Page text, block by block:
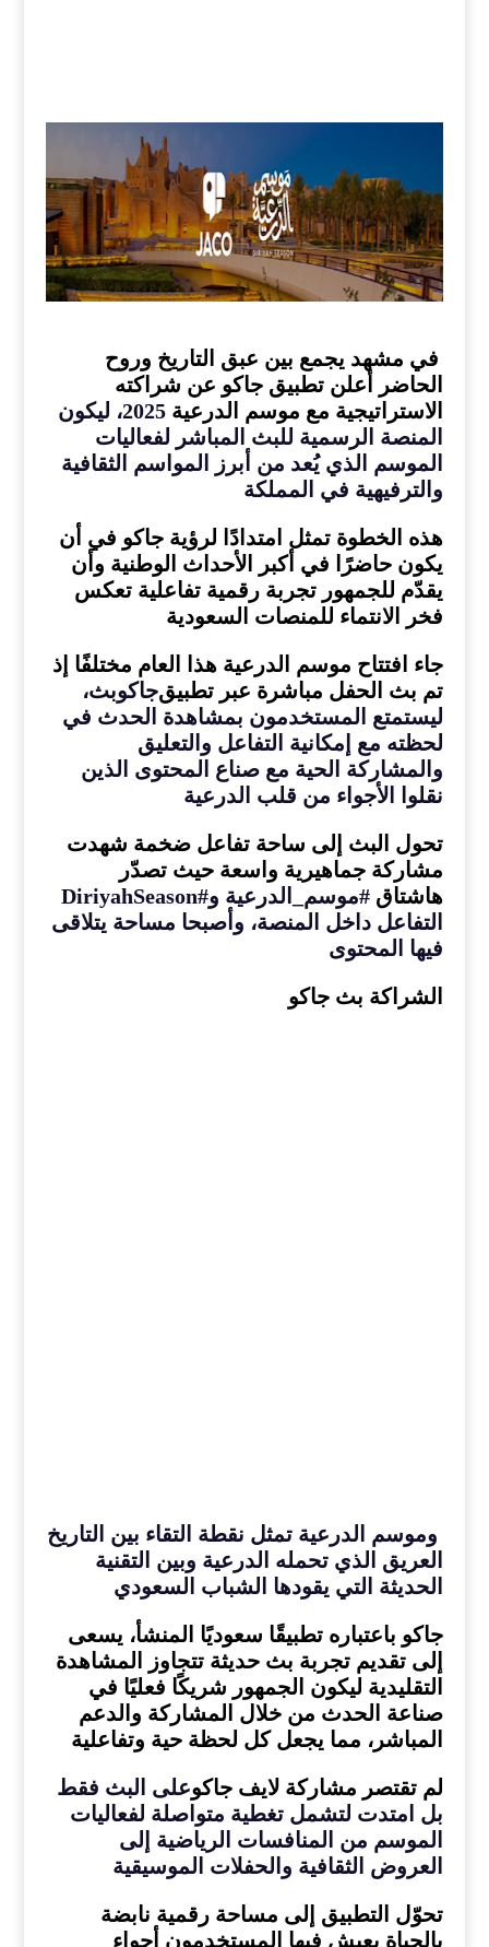
في مشهد يجمع بين عبق التاريخ وروح
الحاضر أعلن تطبيق جاكو عن شراكته
الاستراتيجية مع موسم الدرعية2025، ليكون
المنصة الرسمية للبث المباشر لفعاليات
الموسم الذي يُعد من أبرز المواسم الثقافية
والترفيهية في المملكة
هذه الخطوة تمثل امتدادًا لرؤية جاكو في أن
يكون حاضرًا في أكبر الأحداث الوطنية وأن
يقدّم للجمهور تجربة رقمية تفاعلية تعكس
فخر الانتماء للمنصات السعودية
جاء افتتاح موسم الدرعية هذا العام مختلفًا إذ
تم بث الحفل مباشرة عبر تطبيقجاكوبث،
ليستمتع المستخدمون بمشاهدة الحدث في
لحظته مع إمكانية التفاعل والتعليق
والمشاركة الحية مع صناع المحتوى الذين
نقلوا الأجواء من قلب الدرعية
تحول البث إلى ساحة تفاعل ضخمة شهدت
مشاركة جماهيرية واسعة حيث تصدّر
هاشتاق#موسم الدرعية و#DiriyahSeason
التفاعل داخل المنصة، وأصبحا مساحة يتلاقى
فيها المحتوى
الشراكة بث جاكو
وموسم الدرعية تمثل نقطة التقاء بين التاريخ
العريق الذي تحمله الدرعية وبين التقنية
الحديثة التي يقودها الشباب السعودي
جاكو باعتباره تطبيقًا سعوديًا المنشأ، يسعى
إلى تقديم تجربة بث حديثة تتجاوز المشاهدة
التقليدية ليكون الجمهور شريكًا فعليًا في
صناعة الحدث من خلال المشاركة والدعم
المباشر، مما يجعل كل لحظة حية وتفاعلية
لم تقتصر مشاركةلايف جاكوعلى البث فقط
بل امتدت لتشمل تغطية متواصلة لفعاليات
الموسم من المنافسات الرياضية إلى
العروض الثقافية والحفلات الموسيقية
تحوّل التطبيق إلى مساحة رقمية نابضة
بالحياة يعيش فيها المستخدمون أجواء